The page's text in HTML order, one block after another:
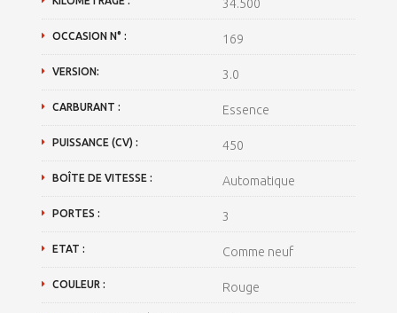
34.500
OCCASION N° : 169
VERSION: 3.0
CARBURANT : Essence
PUISSANCE (CV) : 450
BOÎTE DE VITESSE : Automatique
PORTES : 3
ETAT : Comme neuf
COULEUR : Rouge